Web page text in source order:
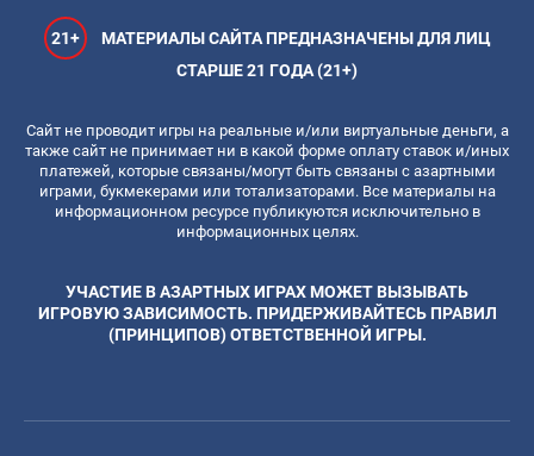
21+
МАТЕРИАЛЫ САЙТА ПРЕДНАЗНАЧЕНЫ ДЛЯ ЛИЦ
СТАРШЕ 21 ГОДА (21+)
Сайт не проводит игры на реальные и/или виртуальные деньги, а
также сайт не принимает ни в какой форме оплату ставок и/иных
платежей, которые связаны/могут быть связаны с азартными
играми, букмекерами или тотализаторами. Все материалы на
информационном ресурсе публикуются исключительно в
информационных целях.
УЧАСТИЕ В АЗАРТНЫХ ИГРАХ МОЖЕТ ВЫЗЫВАТЬ
ИГРОВУЮ ЗАВИСИМОСТЬ. ПРИДЕРЖИВАЙТЕСЬ ПРАВИЛ
(ПРИНЦИПОВ) ОТВЕТСТВЕННОЙ ИГРЫ.